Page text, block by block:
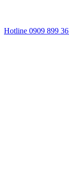
Hotline 0909 899